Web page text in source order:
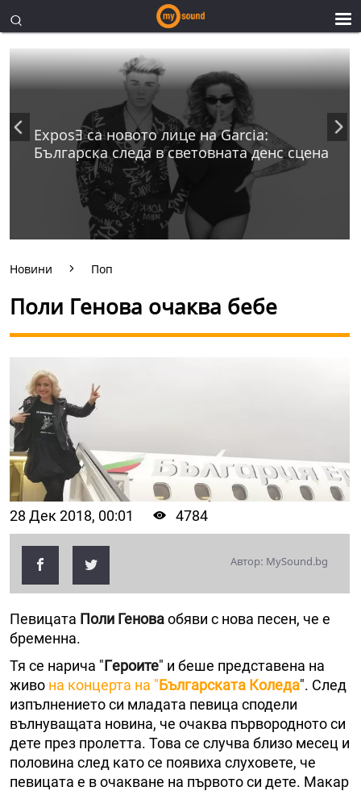
ExposƎ са новото лице на Garcia:
Българска следа в световната денс сцена
Новини Поп
Поли Генова очаква бебе
28 Дек 2018, 00:01 4784
Автор: MySound.bg
Певицата Поли Геноваобяви с нова песен, че е
бременна.
Тя се нарича "Гeроите" и беше представена на
живо на концерта на "Българската Коледа". След
изпълнението си младата певица сподели
вълнуващата новина, че очаква първородното си
дете през пролетта. Това се случва близо месец и
половина след като се появиха слуховете, че
певицата е в очакване на първото си дете. Макар